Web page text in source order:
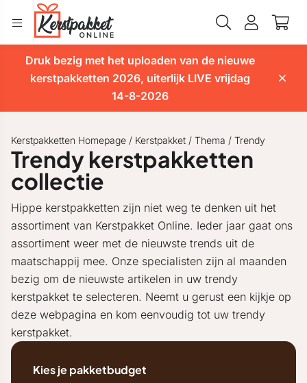
Druk bezig met het uploaden van de nieuwe
kerstpakketten 2026, uiterlijk LIVE vrijdag
14-8-2026
Kerstpakketten Homepage / Kerstpakket / Thema / Trendy
Trendy kerstpakketten
collectie
Hippe kerstpakketten zijn niet weg te denken uit het
assortiment van Kerstpakket Online. Ieder jaar gaat ons
assortiment weer met de nieuwste trends uit de
maatschappij mee. Onze specialisten zijn al maanden
bezig om de nieuwste artikelen in uw trendy
kerstpakket te selecteren. Neemt u gerust een kijkje op
deze webpagina en kom eenvoudig tot uw trendy
kerstpakket.
Kies je pakketbudget